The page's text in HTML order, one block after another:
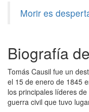
Morir es
Biografía
Tomás Causil fue un
el 15 de enero de 1845
los principales líderes
guerra civil que tuvo